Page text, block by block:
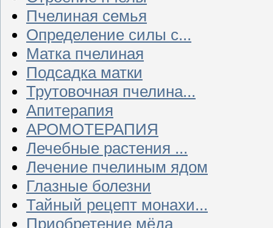
Пчелиная семья
Определение силы с...
Матка пчелиная
Подсадка матки
Трутовочная пчелина...
Апитерапия
АРОМОТЕРАПИЯ
Лечебные растения ...
Лечение пчелиным ядом
Глазные болезни
Тайный рецепт монахи...
Приобретение мёда